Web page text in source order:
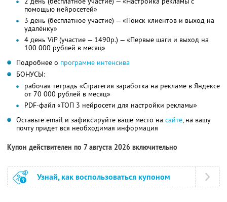
помощью нейросетей»
3 день (бесплатное участие) — «Поиск клиентов и выход на
удалёнку»
4 день ViP (участие — 1490р.) — «Первые шаги и выход на
100 000 рублей в месяц»
Подробнее о программе интенсива
БОНУСЫ:
рабочая тетрадь «Стратегия заработка на рекламе в Яндексе
от 70 000 рублей в месяц»
PDF-файл «ТОП 3 нейросети для настройки рекламы»
Оставьте email и зафиксируйте ваше место на сайте, на вашу
почту придет вся необходимая информация
Купон действителен по 7 августа 2026 включительно
Узнай, как воспользоваться купоном